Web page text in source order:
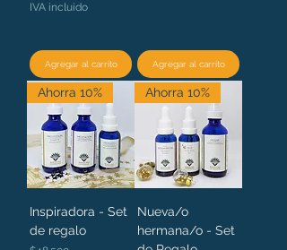
IVA incluido
Agregar al carrito Agregar al carrito
Ahorra 10%
Inspiradora - Set
de regalo
Ahorra 10%
Nueva/o
hermana/o - Set